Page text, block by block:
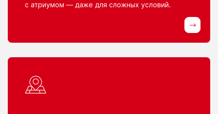
с атриумом — даже для сложных условий.